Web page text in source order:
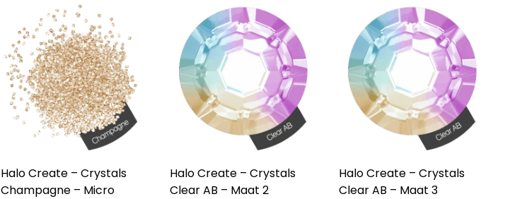
Halo Create – Crystals
Champagne – Micro
Halo Create – Crystals
Clear AB – Maat 2
Halo Create – Crystals
Clear AB – Maat 3